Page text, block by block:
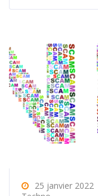
25 janvier 2022